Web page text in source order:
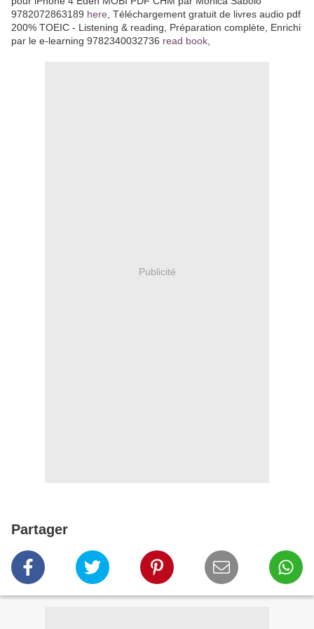
9782072863189 here , Téléchargement gratuit de livres audio pdf
200% TOEIC - Listening & reading, Préparation complète, Enrichi
par le e-learning 9782340032736 read book
Publicité
Partager